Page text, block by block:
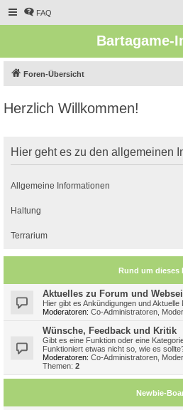
FAQ
Bartagame-
Foren-Übersicht
Herzlich Willkommen!
Hier geht es zu den allgemeinen
Allgemeine Informationen
Haltung
Terrarium
Rund um dieses
Aktuelles zu Forum und
Hier gibt es Ankündigungen und Aktuelle
Moderatoren: Co-Administratoren
Wünsche, Feedback und Kritik
Gibt es eine Funktion oder eine
Funktioniert etwas nicht so, wie es
Moderatoren: Co-Administratoren
Themen: 2
Newbie-